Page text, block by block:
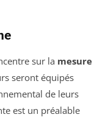
sur la mesure
seront équipés
de leurs
est un préalable